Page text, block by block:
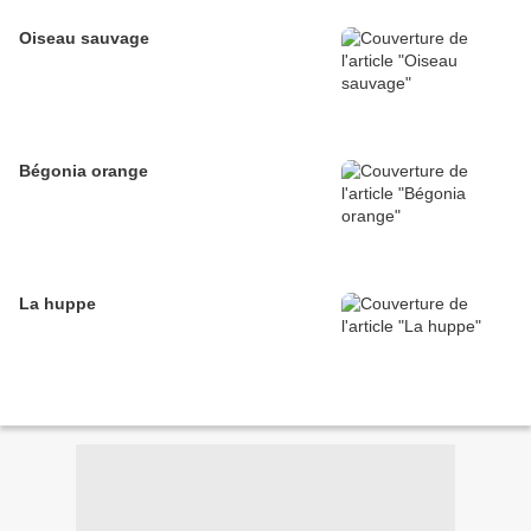
Oiseau sauvage
Bégonia orange
La huppe